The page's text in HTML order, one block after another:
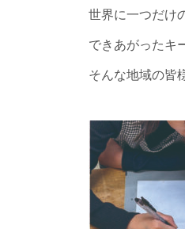
世界に一つだけ
できあがったキ
そんな地域の皆